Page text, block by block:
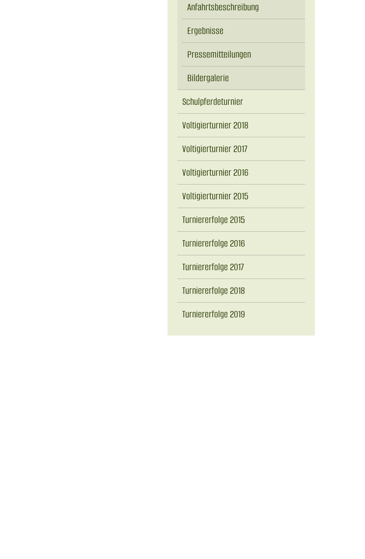
Anfahrtsbeschreibung
Ergebnisse
Pressemitteilungen
Bildergalerie
Schulpferdeturnier
Voltigierturnier 2018
Voltigierturnier 2017
Voltigierturnier 2016
Voltigierturnier 2015
Turniererfolge 2015
Turniererfolge 2016
Turniererfolge 2017
Turniererfolge 2018
Turniererfolge 2019